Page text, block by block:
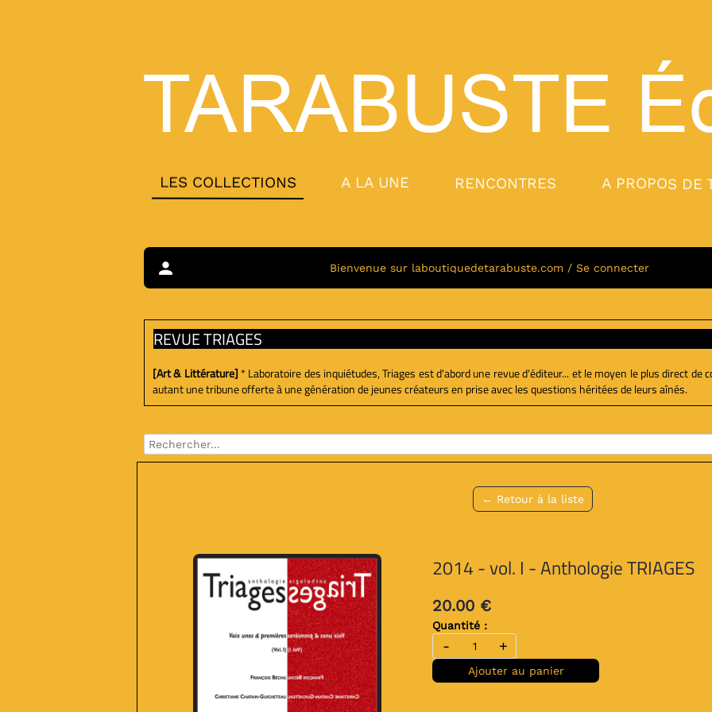
LES COLLECTIONS A LA UNE RENCONTRES A PROPOS DE
TARABUSTE
person Bienvenue sur laboutiquedetarabuste.com / Se connecter
REVUE TRIAGES
[Art & Littérature] * Laboratoire des inquiétudes, Triages est d'abord une revue d'éditeur... et le moyen le plus direct
autant une tribune offerte à une génération de jeunes créateurs en prise avec les questions héritées de leurs aînés.
← Retour à la liste
2014 - vol. I - Anthologie TRIAGES
20.00 €
Quantité :
- +
Ajouter au panier